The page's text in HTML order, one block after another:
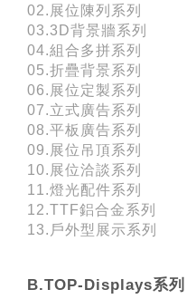
02.展位陳列系列
03.3D背景牆系列
04.組合多拼系列
05.折疊背景系列
06.展位定製系列
07.立式廣告系列
08.平板廣告系列
09.展位吊頂系列
10.展位洽談系列
11.燈光配件系列
12.TTF鋁合金系列
13.戶外型展示系列
B.TOP-Displays系列